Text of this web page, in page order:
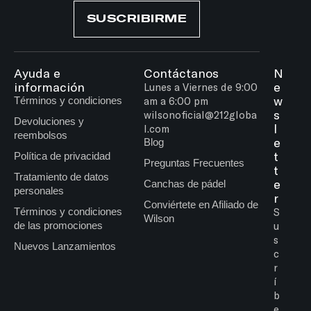
SUSCRIBIRME
Ayuda e
información
Términos y condiciones
Devoluciones y
reembolsos
Política de privacidad
Tratamiento de datos
personales
Términos y condiciones
de las promociones
Nuevos Lanzamientos
Contáctanos
Lunes a Viernes de 9:00
am a 6:00 pm
wilsonoficial@212globa
l.com
Blog
Preguntas Frecuentes
Canchas de pádel
Conviértete en Afiliado de
Wilson
N
e
w
s
l
e
t
t
e
r
S
u
s
c
r
í
b